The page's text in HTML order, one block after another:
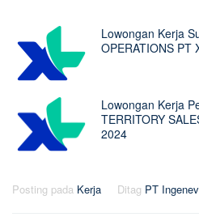
Lowongan Kerja
OPERATIONS PT
Lowongan Kerja
TERRITORY
2024
Posting pada Kerja Ditag PT